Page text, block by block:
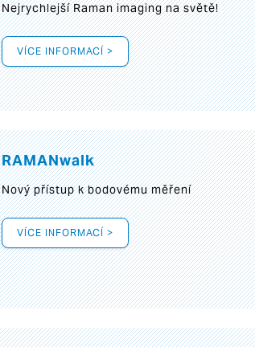
Nejrychlejší Raman imaging na světě!
VÍCE INFORMACÍ >
RAMANwalk
Nový přístup k bodovému měření
VÍCE INFORMACÍ >